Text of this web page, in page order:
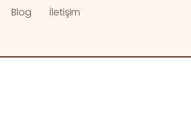
Blog İletişim